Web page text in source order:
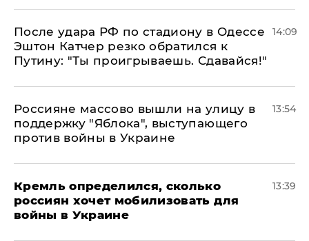
После удара РФ по стадиону в Одессе
Эштон Катчер резко обратился к
Путину: "Ты проигрываешь. Сдавайся!"
14:09
Россияне массово вышли на улицу в
поддержку "Яблока", выступающего
против войны в Украине
13:54
Кремль определился, сколько
россиян хочет мобилизовать для
войны в Украине
13:39